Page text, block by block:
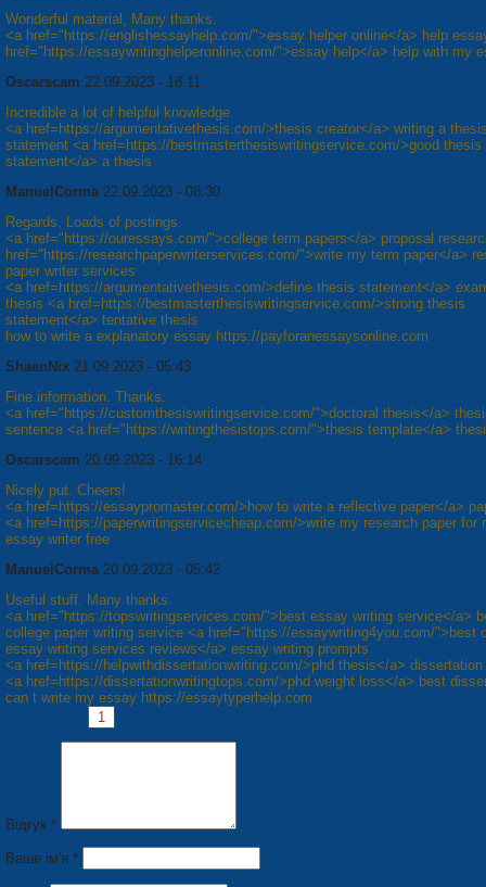
Wonderful material, Many thanks.
<a href="https://englishessayhelp.com/">essay helper online</a> help
href="https://essaywritinghelperonline.com/">essay help</a> help with my
Oscarscam 22.09.2023 - 18:11
Incredible a lot of helpful knowledge.
<a href=https://argumentativethesis.com/>thesis creator</a> writing a
statement <a href=https://bestmasterthesiswritingservice.com/>good thesis
statement</a> a thesis
ManuelCorma 22.09.2023 - 08:30
Regards, Loads of postings.
<a href="https://ouressays.com/">college term papers</a> proposal
href="https://researchpaperwriterservices.com/">write my term paper</a>
paper writer services
<a href=https://argumentativethesis.com/>define thesis statement</a>
thesis <a href=https://bestmasterthesiswritingservice.com/>strong thesis
statement</a> tentative thesis
how to write a explanatory essay https://payforanessaysonline.com
ShaenNix 21.09.2023 - 05:43
Fine information. Thanks.
<a href="https://customthesiswritingservice.com/">doctoral thesis</a>
sentence <a href="https://writingthesistops.com/">thesis template</a>
Oscarscam 20.09.2023 - 16:14
Nicely put. Cheers!
<a href=https://essaypromaster.com/>how to write a reflective paper</a>
<a href=https://paperwritingservicecheap.com/>write my research paper for
essay writer free
ManuelCorma 20.09.2023 - 05:42
Useful stuff. Many thanks.
<a href="https://topswritingservices.com/">best essay writing service</a>
college paper writing service <a href="https://essaywriting4you.com/">best
essay writing services reviews</a> essay writing prompts
<a href=https://helpwithdissertationwriting.com/>phd thesis</a> dissertation
<a href=https://dissertationwritingtops.com/>phd weight loss</a> best
can t write my essay https://essaytyperhelp.com
1
Відгук *
Ваше ім'я *